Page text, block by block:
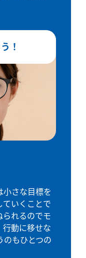
！
小さな目標を
ていくことで
られるのでモ
行動に移せな
のもひとつの